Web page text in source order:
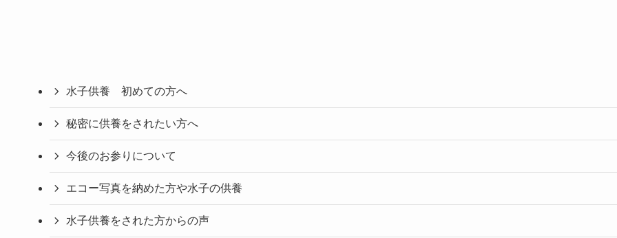
水子供養 初めての方へ
秘密に供養をされたい方へ
今後のお参りについて
エコー写真を納めた方や水子の供養
水子供養をされた方からの声